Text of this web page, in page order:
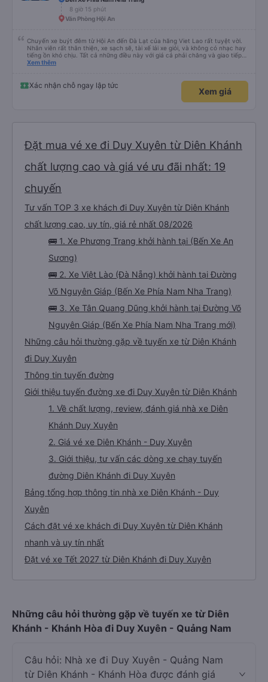
8 giờ 15 phút
Văn Phòng Hội An
Chuyến xe buýt đêm từ Hội An đến Đà Lạt của hãng Viet Lao rất tuyệt vời.
Nhân viên rất thân thiện, xe sạch sẽ, tài xế lái xe giỏi, và không có nhạc hay
tiếng ồn khó chịu. Tất cả những điều này với giá cả phải chăng và giao tiếp
bằng tiếng Anh rất suôn sẻ, vì vậy tôi rất khuyên bạn nên chọn hãng này.
không được ăn trên xe, nhưng có nhà hàng và quán ăn nhẹ ở một số điểm
dừng. Bạn phải cởi giày và đi chân trần. Tại các điểm dừng, dép nhựa được
cung cấp khi bạn xuống xe; bạn phải trả lại chúng vào thùng trước khi lên xe
Xem thêm
Xác nhận chỗ ngay lập tức
Xem giá
Đặt mua vé xe đi Duy Xuyên từ Diên Khánh
chất lượng cao và giá vé ưu đãi nhất: 19
chuyến
Tư vấn TOP 3 xe khách đi Duy Xuyên từ Diên Khánh
chất lượng cao, uy tín, giá rẻ nhất 08/2026
🚌 1. Xe Phương Trang khởi hành tại (Bến Xe An
Sương)
🚌 2. Xe Việt Lào (Đà Nẵng) khởi hành tại Đường
Võ Nguyên Giáp (Bến Xe Phía Nam Nha Trang)
🚌 3. Xe Tân Quang Dũng khởi hành tại Đường Võ
Nguyên Giáp (Bến Xe Phía Nam Nha Trang mới)
Những câu hỏi thường gặp về tuyến xe từ Diên Khánh
đi Duy Xuyên
Thông tin tuyến đường
Giới thiệu tuyến đường xe đi Duy Xuyên từ Diên Khánh
1. Về chất lượng, review, đánh giá nhà xe Diên
Khánh Duy Xuyên
2. Giá vé xe Diên Khánh - Duy Xuyên
3. Giới thiệu, tư vấn các dòng xe chạy tuyến
đường Diên Khánh đi Duy Xuyên
Bảng tổng hợp thông tin nhà xe Diên Khánh - Duy
Xuyên
Cách đặt vé xe khách đi Duy Xuyên từ Diên Khánh
nhanh và uy tín nhất
Đặt vé xe Tết 2027 từ Diên Khánh đi Duy Xuyên
Những câu hỏi thường gặp về tuyến xe từ Diên
Khánh - Khánh Hòa đi Duy Xuyên - Quảng Nam
Câu hỏi: Nhà xe đi Duy Xuyên - Quảng Nam
từ Diên Khánh - Khánh Hòa được đánh giá